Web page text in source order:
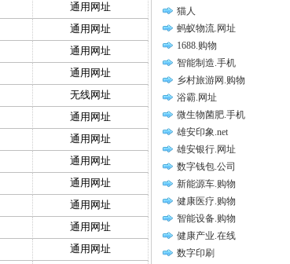
通用网址
通用网址
通用网址
通用网址
无线网址
通用网址
通用网址
通用网址
通用网址
通用网址
通用网址
通用网址
猫人
蚂蚁物流.网址
1688.购物
智能制造.手机
乡村旅游网.购物
浴霸.网址
微生物菌肥.手机
雄安印象.net
雄安银行.网址
数字钱包.公司
新能源车.购物
健康医疗.购物
智能设备.购物
健康产业.在线
数字印刷